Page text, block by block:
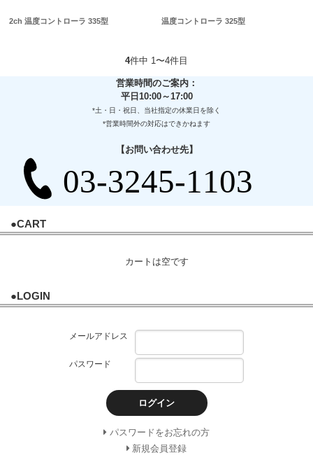
2ch 温度コントローラ 335型 温度コントローラ 325型
4件中 1〜4件目
営業時間のご案内：
平日10:00～17:00
*土・日・祝日、当社指定の休業日を除く
*営業時間外の対応はできかねます
【お問い合わせ先】
●CART
カートは空です
●LOGIN
メールアドレス
パスワード
ログイン
パスワードをお忘れの方
新規会員登録